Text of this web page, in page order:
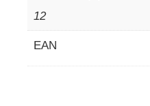
12
EAN